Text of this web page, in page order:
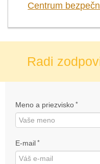
Centrum
Radi
Meno a priezvisko *
E-mail *